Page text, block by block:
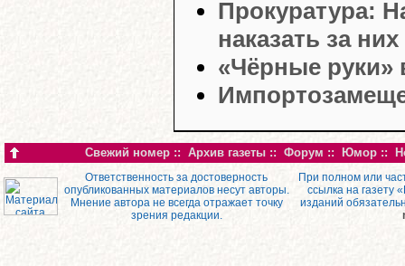
Прокуратура:
наказать за
«Чёрные руки»
Свежий номер :: Архив газеты :: Форум :: Юмор ::
Ответственность за достоверность
опубликованных материалов несут авторы.
Мнение автора не всегда отражает точку
зрения редакции.
При полном или
ссылка на газету
изданий